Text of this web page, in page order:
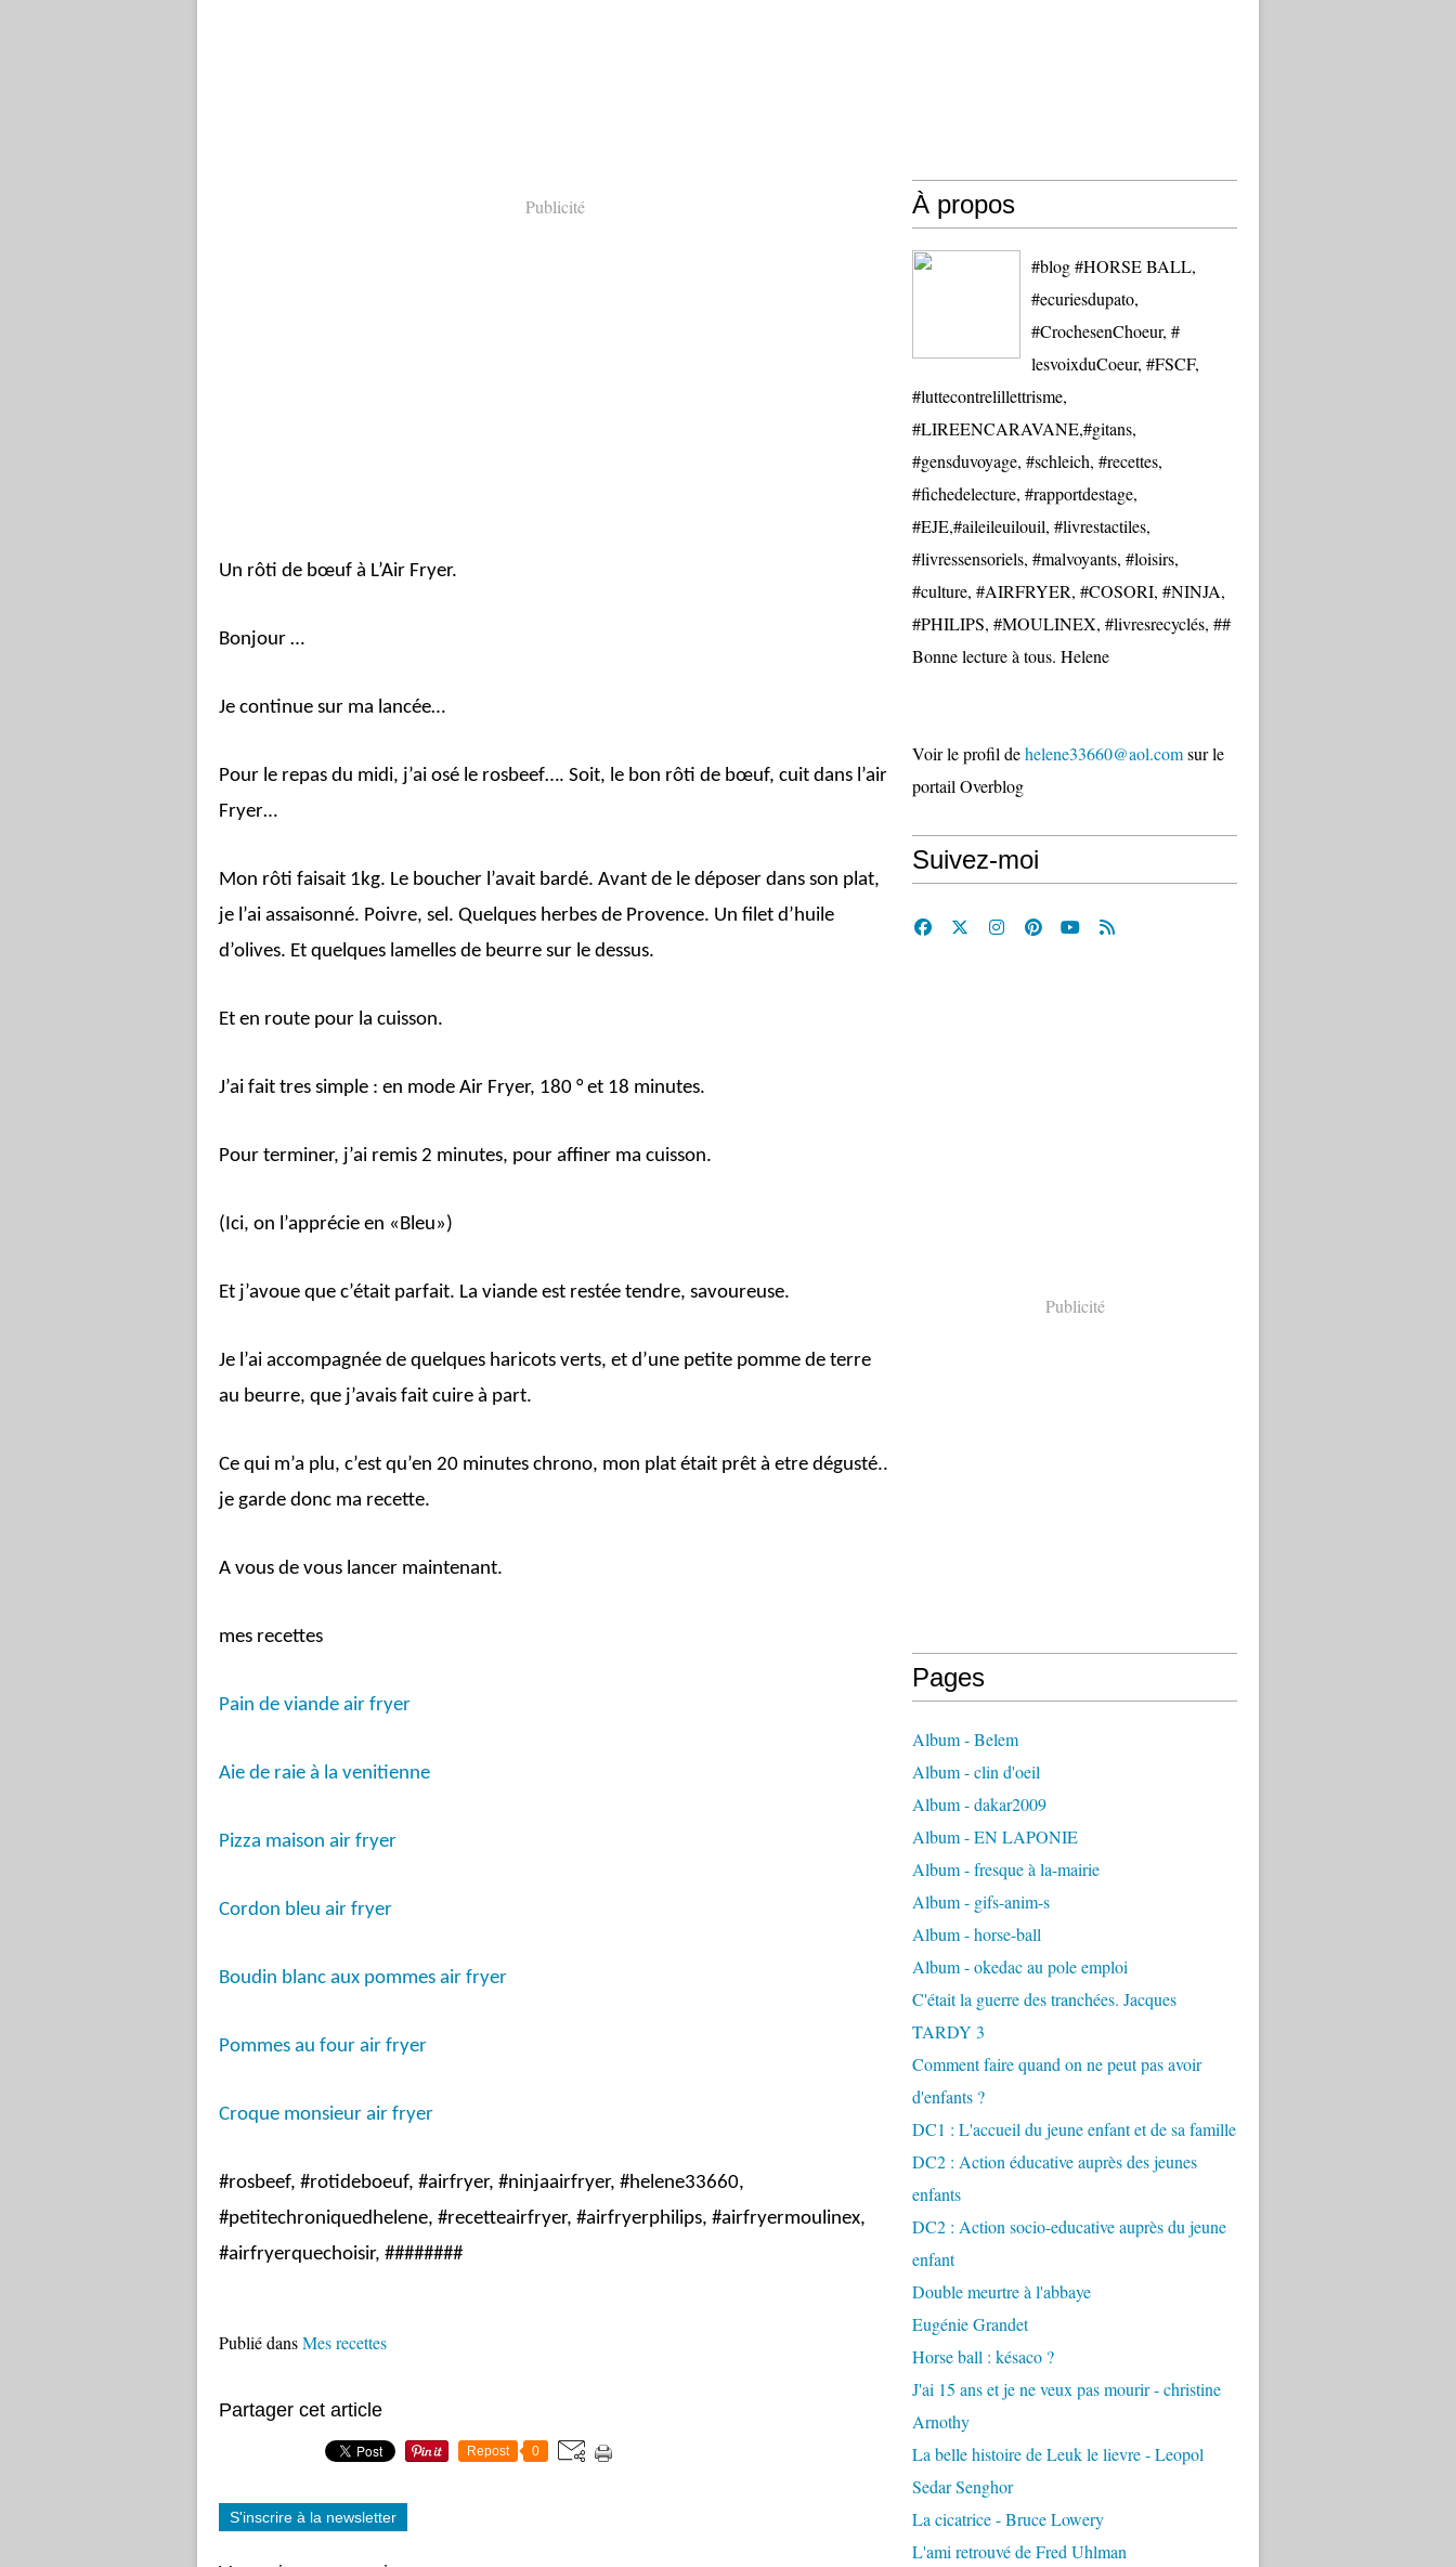
Publicité
Un rôti de bœuf à L’Air Fryer.
Bonjour …
Je continue sur ma lancée…
Pour le repas du midi, j’ai osé le rosbeef…. Soit, le bon rôti de bœuf, cuit dans l’air
Fryer…
Mon rôti faisait 1kg. Le boucher l’avait bardé. Avant de le déposer dans son plat,
je l’ai assaisonné. Poivre, sel. Quelques herbes de Provence. Un filet d’huile
d’olives. Et quelques lamelles de beurre sur le dessus.
Et en route pour la cuisson.
J’ai fait tres simple : en mode Air Fryer, 180 ° et 18 minutes.
Pour terminer, j’ai remis 2 minutes, pour affiner ma cuisson.
(Ici, on l’apprécie en «Bleu»)
Et j’avoue que c’était parfait. La viande est restée tendre, savoureuse.
Je l’ai accompagnée de quelques haricots verts, et d’une petite pomme de terre
au beurre, que j’avais fait cuire à part.
Ce qui m’a plu, c’est qu’en 20 minutes chrono, mon plat était prêt à etre dégusté..
je garde donc ma recette.
A vous de vous lancer maintenant.
mes recettes
Pain de viande air fryer
Aie de raie à la venitienne
Pizza maison air fryer
Cordon bleu air fryer
Boudin blanc aux pommes air fryer
Pommes au four air fryer
Croque monsieur air fryer
#rosbeef, #rotideboeuf, #airfryer, #ninjaairfryer, #helene33660,
#petitechroniquedhelene, #recetteairfryer, #airfryerphilips, #airfryermoulinex,
#airfryerquechoisir, ########
Publié dansMes recettes
Partager cet article
Repost 0
S'inscrire à la newsletter
À propos
#blog #HORSE BALL,
#ecuriesdupato,
#CrochesenChoeur, #
lesvoixduCoeur, #FSCF,
#luttecontrelillettrisme,
#LIREENCARAVANE,#gitans,
#gensduvoyage, #schleich, #recettes,
#fichedelecture, #rapportdestage,
#EJE,#aileileuilouil, #livrestactiles,
#livressensoriels, #malvoyants, #loisirs,
#culture, #AIRFRYER, #COSORI, #NINJA,
#PHILIPS, #MOULINEX, #livresrecyclés, ##
Bonne lecture à tous. Helene
Voir le profil dehelene33660@aol.comsur le
portail Overblog
Suivez-moi
Publicité
Pages
Album - Belem
Album - clin d'oeil
Album - dakar2009
Album - EN LAPONIE
Album - fresque à la-mairie
Album - gifs-anim-s
Album - horse-ball
Album - okedac au pole emploi
C'était la guerre des tranchées. Jacques
TARDY 3
Comment faire quand on ne peut pas avoir
d'enfants ?
DC1 : L'accueil du jeune enfant et de sa famille
DC2 : Action éducative auprès des jeunes
enfants
DC2 : Action socio-educative auprès du jeune
enfant
Double meurtre à l'abbaye
Eugénie Grandet
Horse ball : késaco ?
J'ai 15 ans et je ne veux pas mourir - christine
Arnothy
La belle histoire de Leuk le lievre - Leopol
Sedar Senghor
La cicatrice - Bruce Lowery
L'ami retrouvé de Fred Uhlman